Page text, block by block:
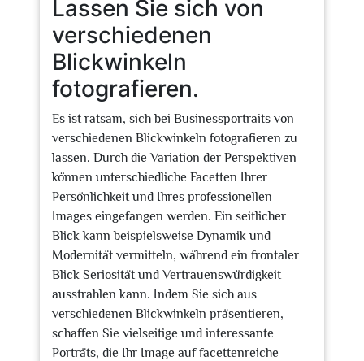
Lassen Sie sich von
verschiedenen
Blickwinkeln
fotografieren.
Es ist ratsam, sich bei Businessportraits von
verschiedenen Blickwinkeln fotografieren zu
lassen. Durch die Variation der Perspektiven
können unterschiedliche Facetten Ihrer
Persönlichkeit und Ihres professionellen
Images eingefangen werden. Ein seitlicher
Blick kann beispielsweise Dynamik und
Modernität vermitteln, während ein frontaler
Blick Seriosität und Vertrauenswürdigkeit
ausstrahlen kann. Indem Sie sich aus
verschiedenen Blickwinkeln präsentieren,
schaffen Sie vielseitige und interessante
Porträts, die Ihr Image auf facettenreiche